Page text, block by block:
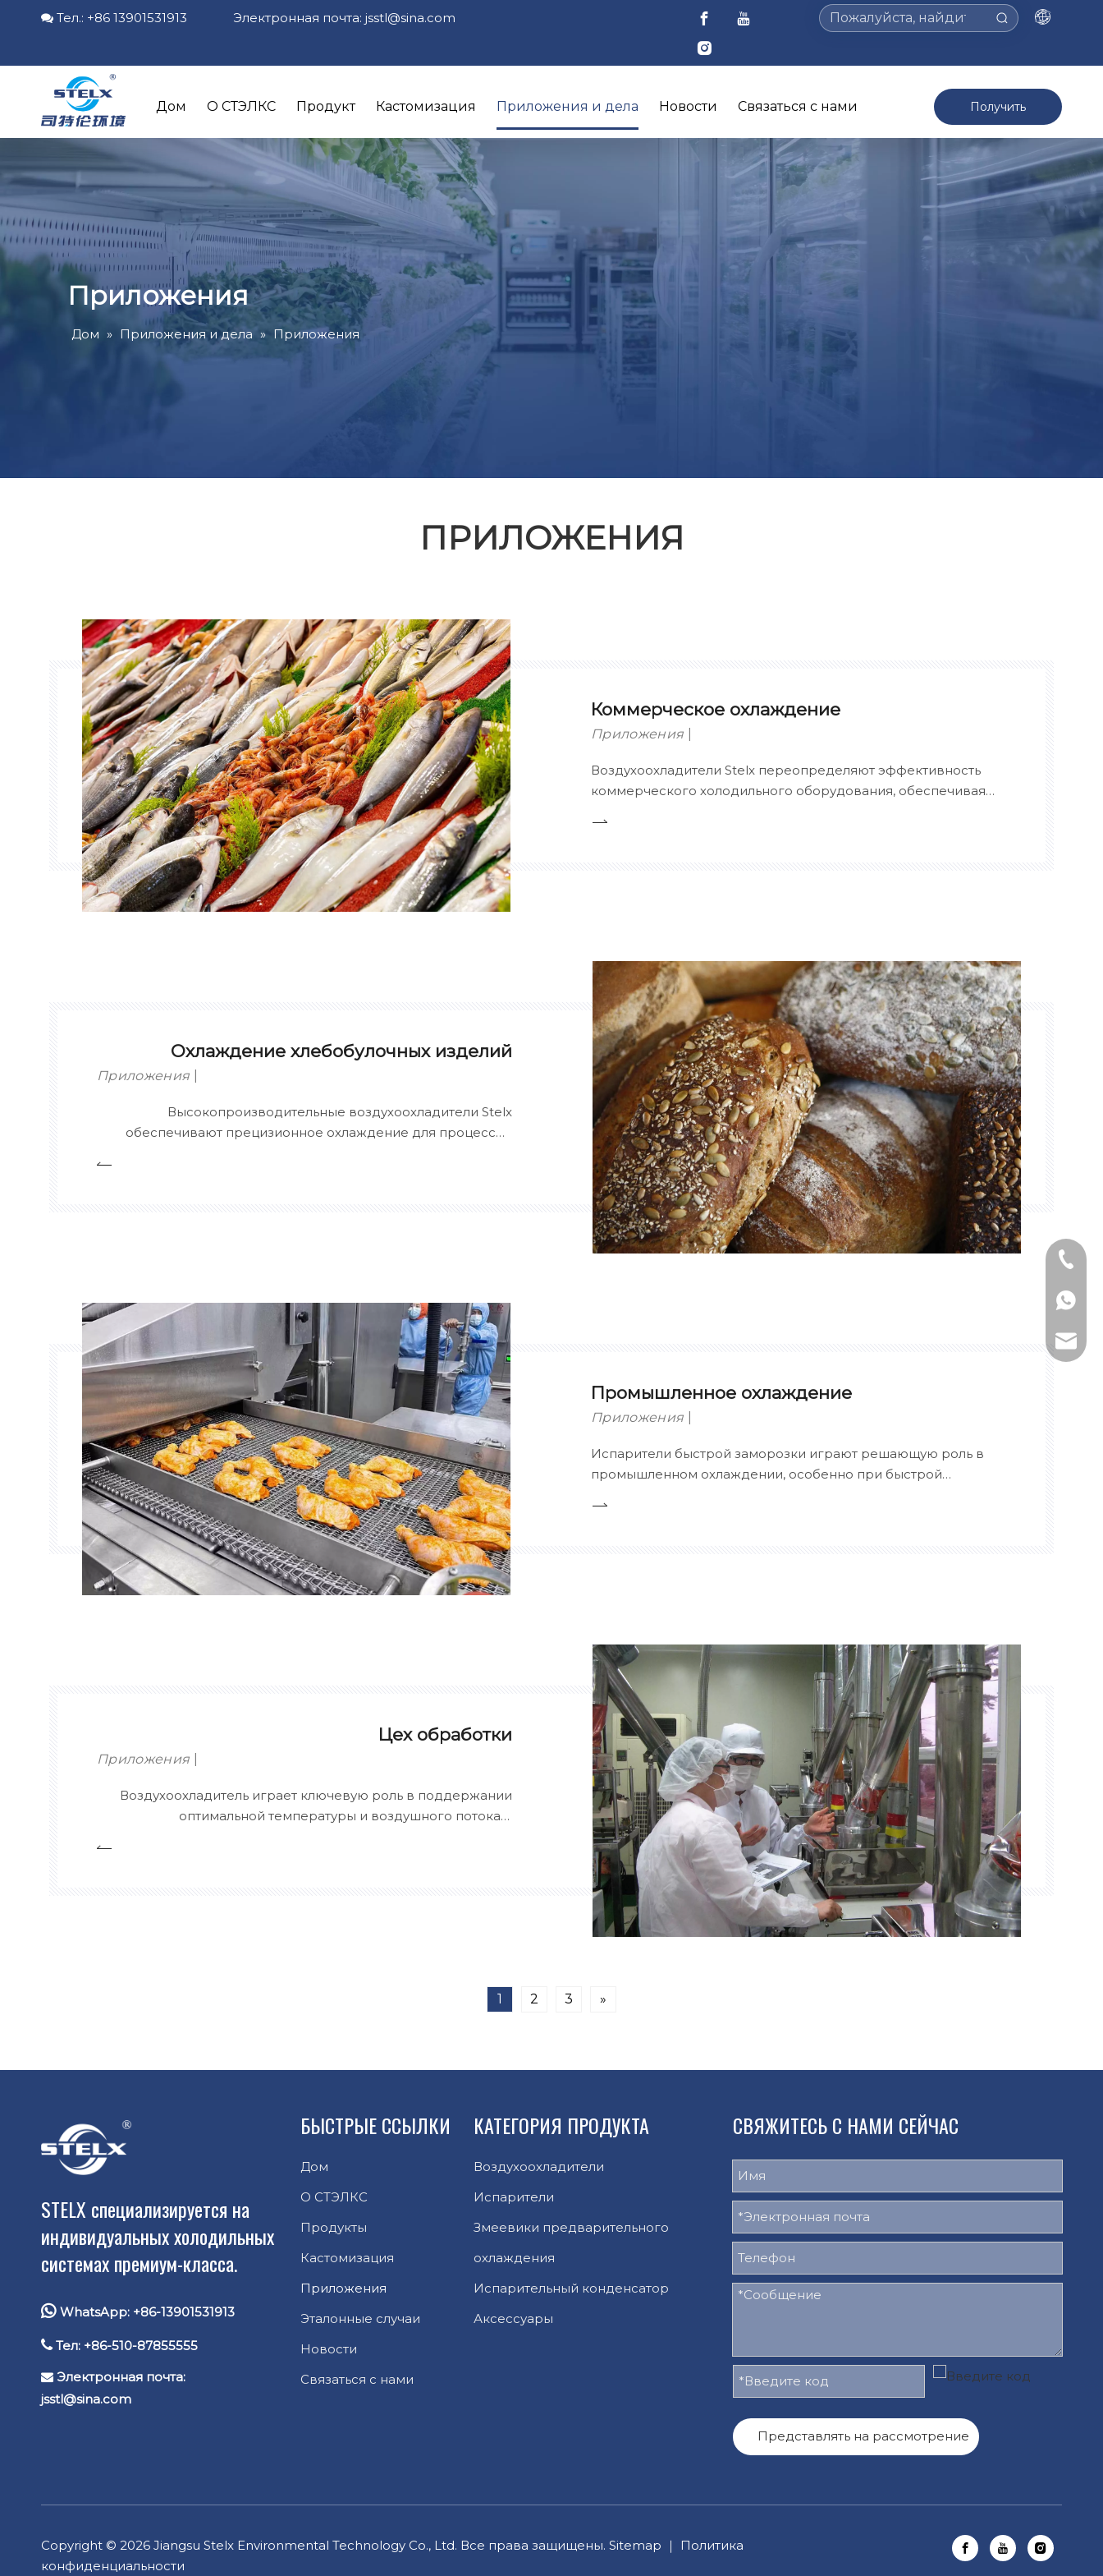
 Тел.: +86 13901531913 Электронная почта: jsstl@sina.com
Дом О СТЭЛКС Продукт Кастомизация Приложения и дела Новости Связаться с нами Получить
предложение >
Приложения
Дом » Приложения и дела » Приложения
ПРИЛОЖЕНИЯ
Коммерческое охлаждение
Приложения
Воздухоохладители Stelx переопределяют эффективность
коммерческого холодильного оборудования, обеспечивая
Охлаждение хлебобулочных изделий
Приложения
Высокопроизводительные воздухоохладители Stelx
обеспечивают прецизионное охлаждение для процессов
Промышленное охлаждение
Приложения
Испарители быстрой заморозки играют решающую роль в
промышленном охлаждении, особенно при быстрой
Цех обработки
Приложения
Воздухоохладитель играет ключевую роль в поддержании
оптимальной температуры и воздушного потока в
1 2 3 »
Тел:
STELX специализируется на
индивидуальных холодильных
системах премиум-класса.
 WhatsApp: +86-13901531913
 Тел: +86-510-87855555
 Электронная почта:
jsstl@sina.com
БЫСТРЫЕ ССЫЛКИ
Дом
О СТЭЛКС
Продукты
Кастомизация
Приложения
Эталонные случаи
Новости
Связаться с нами
КАТЕГОРИЯ ПРОДУКТА
Воздухоохладители
Испарители
Змеевики предварительного
охлаждения
Испарительный конденсатор
Аксессуары
СВЯЖИТЕСЬ С НАМИ СЕЙЧАС
Представлять на рассмотрение
Copyright © 2026 Jiangsu Stelx Environmental Technology Co., Ltd. Все права защищены. Sitemap ｜ Политика
конфиденциальности